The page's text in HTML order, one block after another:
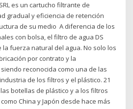
es un cartucho filtrante de
gradual y eficiencia de retención
de su medio A diferencia de los
con bolsa, el filtro de agua DS
la fuerza natural del agua. No solo los
por contrato y la
reconocida como una de las
de los filtros y el plástico. 21
botellas de plástico y a los filtros
China y Japón desde hace más